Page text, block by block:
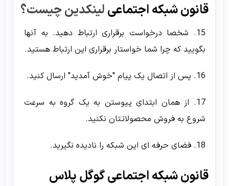
قانون شبکه اجتماعیلینکدین چیست؟
15. شخصا درخواست برقراری ارتباط دهید. به آنها
بگویید که چرا شما خواستار برقراری این ارتباط هستید.
16. پس از اتصال یک پیام "خوش آمدید" ارسال کنید.
17. از همان ابتدای پیوستن به یک گروه به سرعت
شروع به فروش محصولاتتان نکنید.
18. فضای حرفه ای این شبکه را نادیده نگیرید.
قانون شبکه اجتماعی گوگل پلاس